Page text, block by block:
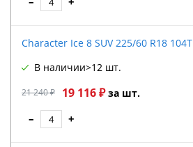
Character Ice 8 SUV 225/60 R18 104T
21 240 ₽ 19 116 ₽за шт.
В наличии>12 шт.
– +